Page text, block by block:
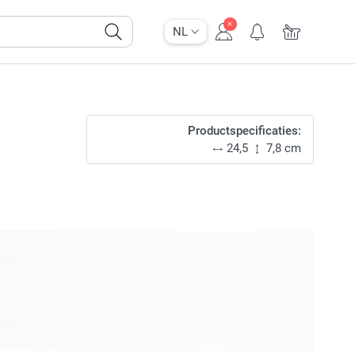
NL
Productspecificaties:
24,5
7,8 cm